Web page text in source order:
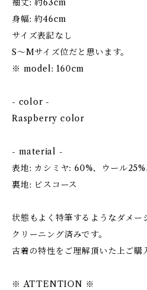
袖丈: 約63cm
身幅: 約46cm
サイズ表記なし
S〜Mサイズ位だと思います。
※ model: 160cm
- color -
Raspberry color
- material -
表地: カシミヤ: 60%、ウール
裏地: ビスコース
状態もよく特筆するようなダメー
クリーニング済みです。
古着の特性をご理解頂いた上ご購
※ ATTENTION ※